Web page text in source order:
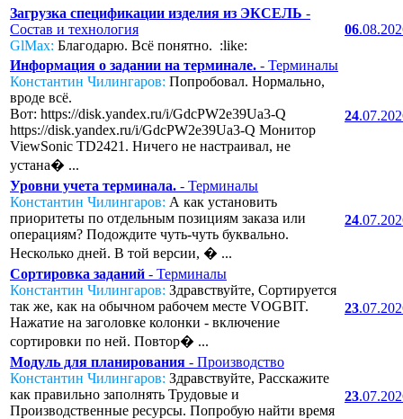
Загрузка спецификации изделия из ЭКСЕЛЬ -
Состав и технология
GlMax: Благодарю. Всё понятно. :like:
06
Информация о задании на терминале. - Терминалы
Константин Чилингаров: Попробовал. Нормально,
вроде всё.
Вот: https://disk.yandex.ru/i/GdcPW2e39Ua3-Q
https://disk.yandex.ru/i/GdcPW2e39Ua3-Q Монитор
ViewSonic TD2421. Ничего не настраивал, не
устана� ...
24
Уровни учета терминала. - Терминалы
Константин Чилингаров: А как установить
приоритеты по отдельным позициям заказа или
операциям? Подождите чуть-чуть буквально.
Несколько дней. В той версии, � ...
24
Сортировка заданий - Терминалы
Константин Чилингаров: Здравствуйте, Сортируется
так же, как на обычном рабочем месте VOGBIT.
Нажатие на заголовке колонки - включение
сортировки по ней. Повтор� ...
23
Модуль для планирования - Производство
Константин Чилингаров: Здравствуйте, Расскажите
как правильно заполнять Трудовые и
Производственные ресурсы. Попробую найти время
23